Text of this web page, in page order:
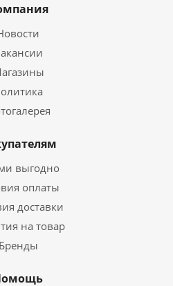
выгодно
оплаты
доставки
на товар
Бренды